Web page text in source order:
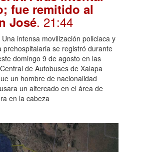
fue remitido al
José. 21:44
intensa movilización policiaca y
prehospitalaria se registró durante
domingo 9 de agosto en las
de Autobuses de Xalapa
un hombre de nacionalidad
un altercado en el área de
en la cabeza